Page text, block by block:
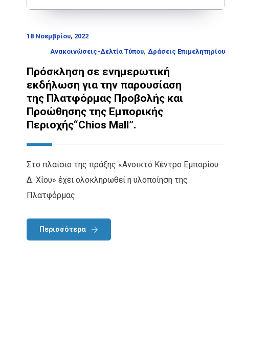
18 Νοεμβρίου, 2022
Ανακοινώσεις-Δελτία Τύπου, Δράσεις Επιμελητηρίου
Πρόσκληση σε ενημερωτική
εκδήλωση για την παρουσίαση
της Πλατφόρμας Προβολής και
Προώθησης της Εμπορικής
Περιοχής“Chios Mall”.
Στο πλαίσιο της πράξης «Ανοικτό Κέντρο Εμπορίου
Δ. Χίου» έχει ολοκληρωθεί η υλοποίηση της
Πλατφόρμας
Περισσότερα